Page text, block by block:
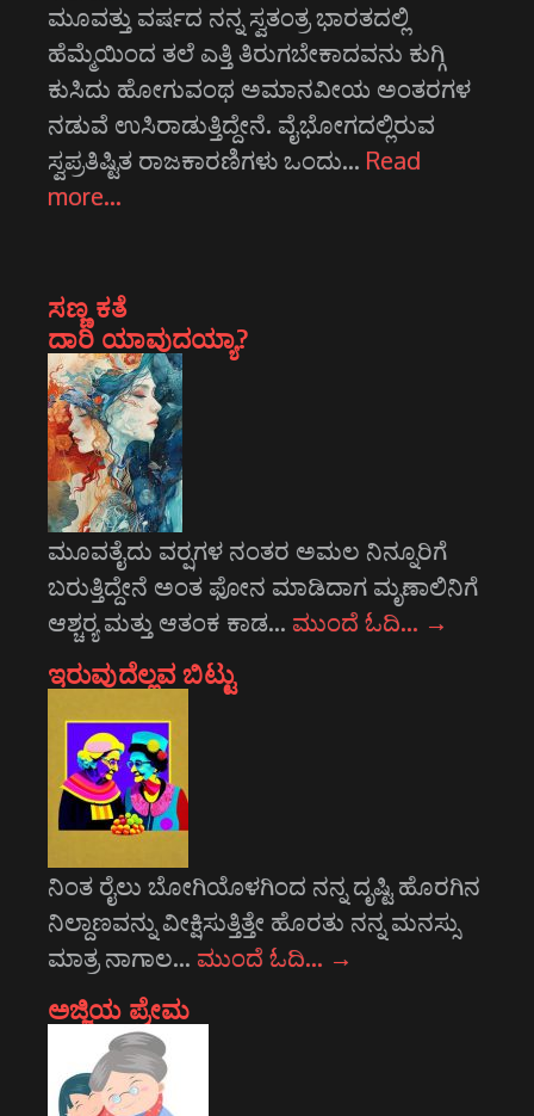
ಮೂವತ್ತು ವರ್ಷದ ನನ್ನ ಸ್ವತಂತ್ರ ಭಾರತದಲ್ಲಿ
ಹೆಮ್ಮೆಯಿಂದ ತಲೆ ಎತ್ತಿ ತಿರುಗಬೇಕಾದವನು ಕುಗ್ಗಿ
ಕುಸಿದು ಹೋಗುವಂಥ ಅಮಾನವೀಯ ಅಂತರಗಳ
ನಡುವೆ ಉಸಿರಾಡುತ್ತಿದ್ದೇನೆ. ವೈಭೋಗದಲ್ಲಿರುವ
ಸ್ವಪ್ರತಿಷ್ಟಿತ ರಾಜಕಾರಣಿಗಳು ಒಂದು… Read
more…
ಸಣ್ಣ ಕತೆ
ದಾರಿ ಯಾವುದಯ್ಯಾ?
ಮೂವತೈದು ವರ್‍ಷಗಳ ನಂತರ ಅಮಲ ನಿನ್ನೂರಿಗೆ
ಬರುತ್ತಿದ್ದೇನೆ ಅಂತ ಫೋನ ಮಾಡಿದಾಗ ಮೃಣಾಲಿನಿಗೆ
ಆಶ್ಚರ್‍ಯ ಮತ್ತು ಆತಂಕ ಕಾಡ… ಮುಂದೆ ಓದಿ… →
ಇರುವುದೆಲ್ಲವ ಬಿಟ್ಟು
ನಿಂತ ರೈಲು ಬೋಗಿಯೊಳಗಿಂದ ನನ್ನ ದೃಷ್ಟಿ ಹೊರಗಿನ
ನಿಲ್ದಾಣವನ್ನು ವೀಕ್ಷಿಸುತ್ತಿತ್ತೇ ಹೊರತು ನನ್ನ ಮನಸ್ಸು
ಮಾತ್ರ ನಾಗಾಲ… ಮುಂದೆ ಓದಿ… →
ಅಜ್ಜಿಯ ಪ್ರೇಮ